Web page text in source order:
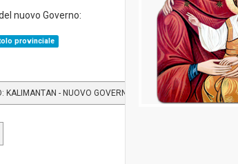
nuovo Governo:
provinciale
KALIMANTAN - NUOVO GOVERNO PROVINCIALE 2016